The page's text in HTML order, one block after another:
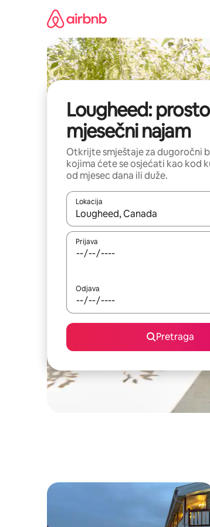
Lougheed:
mjesečni najam
Otkrijte smještaje za dugoročni
kojima ćete se osjećati kao kod
od mjesec dana ili duže.
Lokacija
Kad su rezultati dostupni, možete
Prijava
Odjava
Pretraga